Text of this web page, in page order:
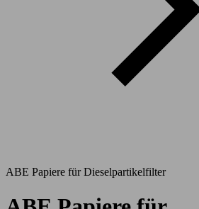
ABE Papiere für Dieselpartikelfilter